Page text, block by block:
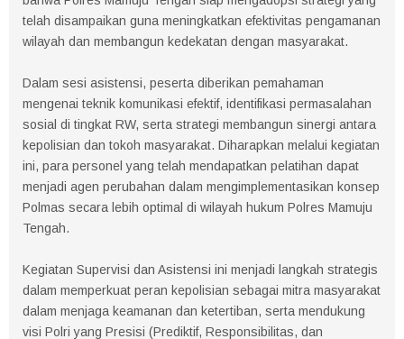
telah disampaikan guna meningkatkan efektivitas pengamanan
wilayah dan membangun kedekatan dengan masyarakat.
Dalam sesi asistensi, peserta diberikan pemahaman
mengenai teknik komunikasi efektif, identifikasi permasalahan
sosial di tingkat RW, serta strategi membangun sinergi antara
kepolisian dan tokoh masyarakat. Diharapkan melalui kegiatan
ini, para personel yang telah mendapatkan pelatihan dapat
menjadi agen perubahan dalam mengimplementasikan konsep
Polmas secara lebih optimal di wilayah hukum Polres Mamuju
Tengah.
Kegiatan Supervisi dan Asistensi ini menjadi langkah strategis
dalam memperkuat peran kepolisian sebagai mitra masyarakat
dalam menjaga keamanan dan ketertiban, serta mendukung
visi Polri yang Presisi (Prediktif, Responsibilitas, dan